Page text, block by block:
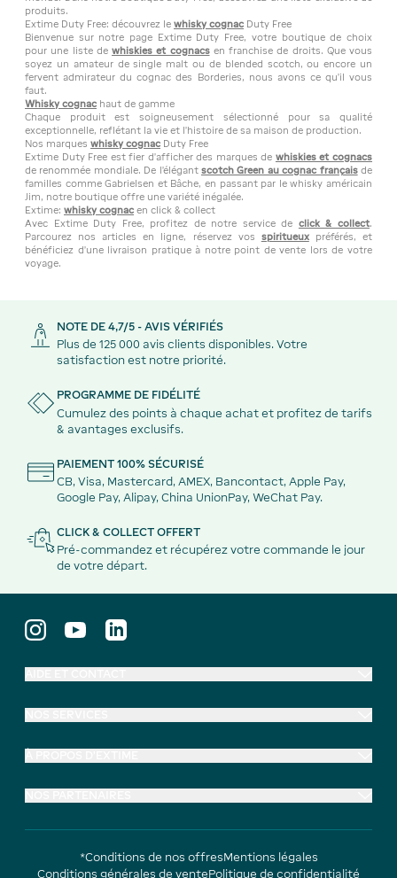
produits.
Extime Duty Free: découvrez le whisky cognac Duty Free
Bienvenue sur notre page Extime Duty Free, votre boutique de choix
pour une liste de whiskies et cognacsen franchise de droits. Que vous
soyez un amateur de single malt ou de blended scotch, ou encore un
fervent admirateur du cognac des Borderies, nous avons ce qu'il vous
faut.
Whisky cognac haut de gamme
Chaque produit est soigneusement sélectionné pour sa qualité
exceptionnelle, reflétant la vie et l'histoire de sa maison de production.
Nos marques whisky cognac Duty Free
Extime Duty Free est fier d'afficher des marques de whiskies et cognacs
de renommée mondiale. De l'élégant scotch Green au cognac françaisde
familles comme Gabrielsen et Bâche, en passant par le whisky américain
Jim, notre boutique offre une variété inégalée.
Extime: whisky cognac en click & collect
Avec Extime Duty Free, profitez de notre service de click & collect.
Parcourez nos articles en ligne, réservez vos spiritueuxpréférés, et
bénéficiez d'une livraison pratique à notre point de vente lors de votre
voyage.
NOTE DE 4,7/5 - AVIS VÉRIFIÉS
Plus de 125 000 avis clients disponibles. Votre
satisfaction est notre priorité.
PROGRAMME DE FIDÉLITÉ
Cumulez des points à chaque achat et profitez de tarifs
& avantages exclusifs.
PAIEMENT 100% SÉCURISÉ
CB, Visa, Mastercard, AMEX, Bancontact, Apple Pay,
Google Pay, Alipay, China UnionPay, WeChat Pay.
CLICK & COLLECT OFFERT
Pré-commandez et récupérez votre commande le jour
de votre départ.
*Conditions de nos offresMentions légales
Conditions générales de ventePolitique de confidentialité